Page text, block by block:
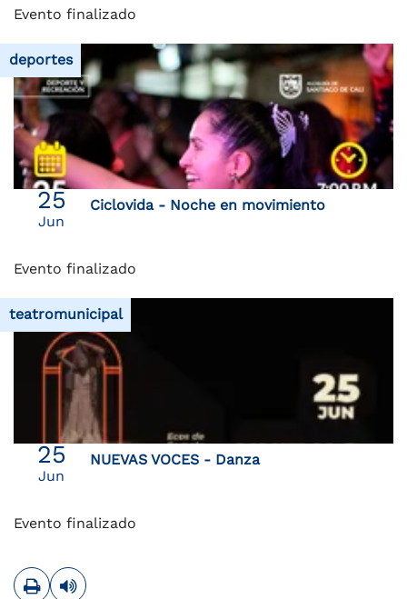
Evento finalizado
deportes
25
Jun
Ciclovida - Noche en movimiento
Evento finalizado
teatromunicipal
25
Jun
NUEVAS VOCES - Danza
Evento finalizado
ImprimirLeer contenido